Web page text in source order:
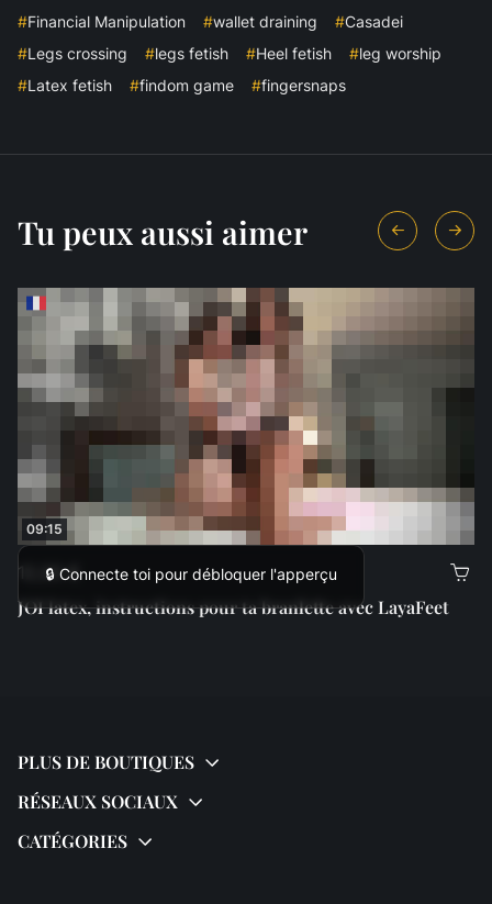
#Financial Manipulation #wallet draining #Casadei
#Legs crossing #legs fetish #Heel fetish #leg worship
#Latex fetish #findom game #fingersnaps
Tu peux aussi aimer
09:15
🔒 Connecte toi pour débloquer l'apperçu
12,00 €
JOI latex, instructions pour ta branlette avec LayaFeet